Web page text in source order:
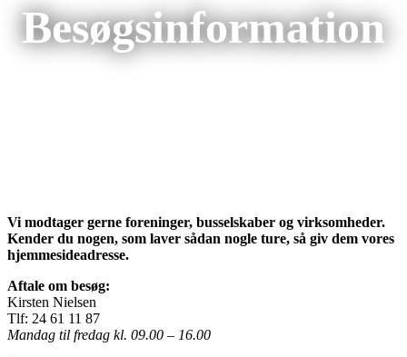
Besøgsinformation
Vi modtager gerne foreninger, busselskaber og virksomheder.
Kender du nogen, som laver sådan nogle ture, så giv dem vores
hjemmesideadresse.
Aftale om besøg:
Kirsten Nielsen
Tlf: 24 61 11 87
Mandag til fredag kl. 09.00 – 16.00